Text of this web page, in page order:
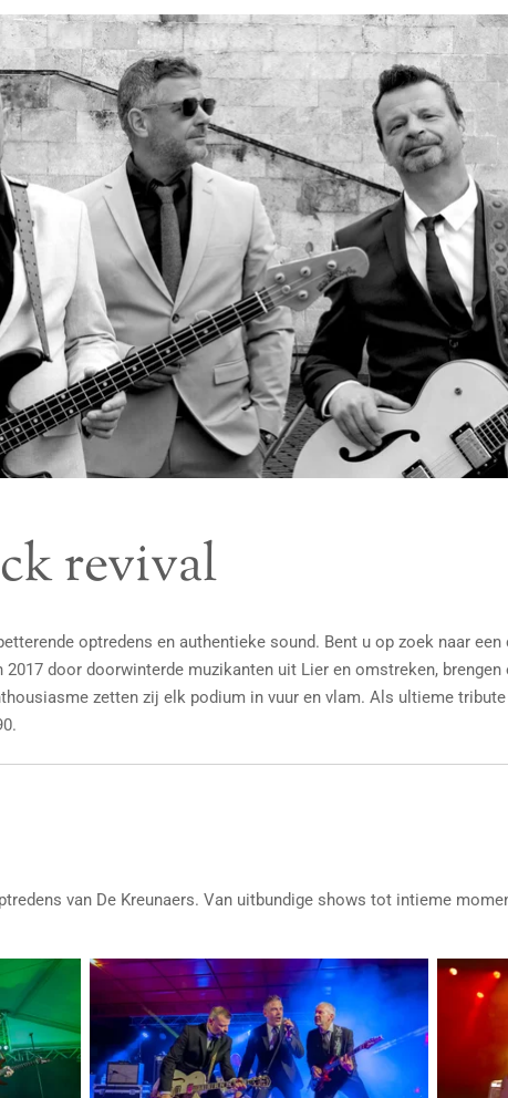
revival
optredens en authentieke sound. Bent u op zoek naar
door doorwinterde muzikanten uit Lier en omstreken, brengen
zetten zij elk podium in vuur en vlam. Als ultieme
van De Kreunaers. Van uitbundige shows tot intieme